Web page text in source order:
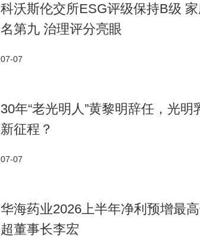
科沃斯伦交所ESG评级保持B级
名第九 治理评分亮眼
07-07
30年“老光明人”黄黎明辞任，光
新征程？
07-07
华海药业2026上半年净利预增最
超董事长李宏